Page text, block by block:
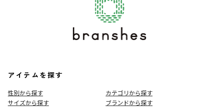
アイテムを探す
性別から探す
カテゴリから探す
サイズから探す
ブランドから探す